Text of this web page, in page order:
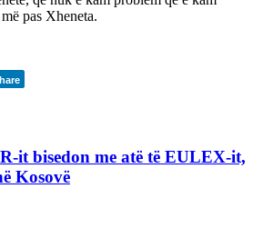
pas Xheneta.
it bisedon me atë të EULEX-it,
Kosovë